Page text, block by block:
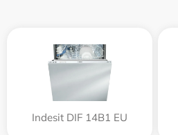
Indesit DIF 14B1 EU